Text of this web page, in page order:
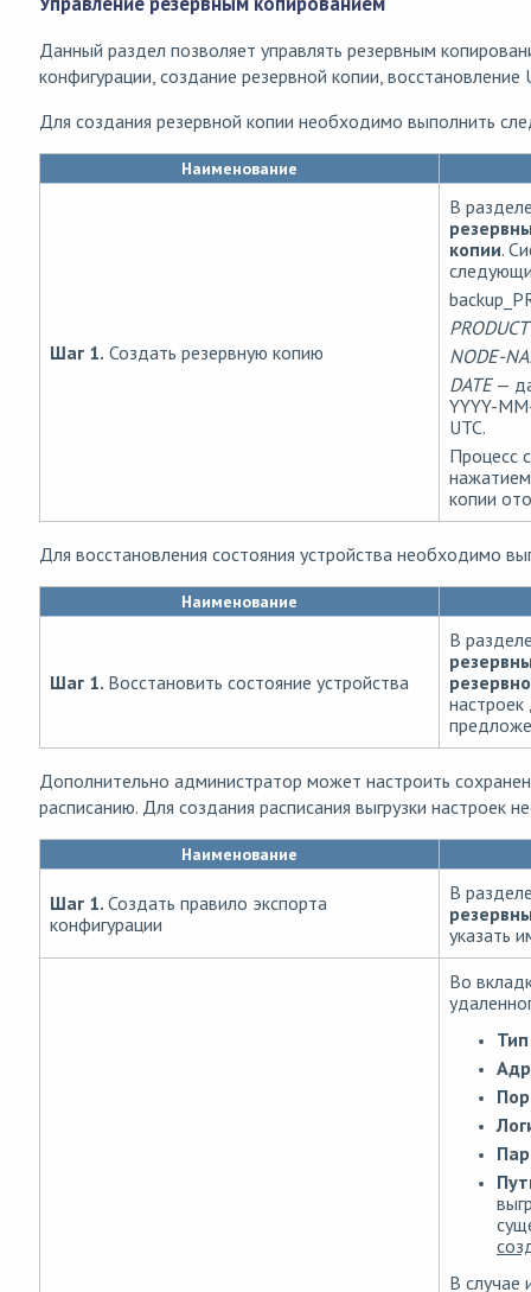
Данный раздел позволяет управлять резервным
конфигурации, создание резервной копии, восстановление
Для создания резервной копии необходимо выполнить
Наименование
Шаг 1. Создать резервную копию
В
копии.
PRODUCT
NODE-
DATE—
YYYY-
UTC.
Процесс
копии
Для восстановления состояния устройства необходимо
Наименование
Шаг 1. Восстановить состояние устройства
В
настроек
Дополнительно администратор может настроить
расписанию. Для создания расписания выгрузки
Наименование
Шаг 1. Создать правило экспорта
конфигурации
В
указать
Во
В случае